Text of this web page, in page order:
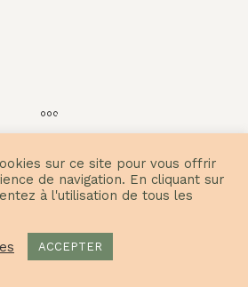
Les
être
choisies
sur
page
du
Fabrics 2021
sur ce site pour vous offrir
de navigation. En cliquant sur
à l'utilisation de tous les
ACCEPTER